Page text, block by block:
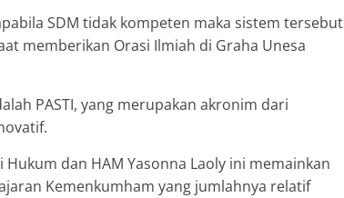
SDM tidak kompeten maka sistem tersebut
memberikan Orasi Ilmiah di Graha Unesa
PASTI, yang merupakan akronim dari
dan HAM Yasonna Laoly ini memainkan
Kemenkumham yang jumlahnya relatif